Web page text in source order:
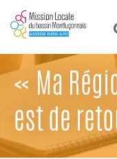
« Ma
est de